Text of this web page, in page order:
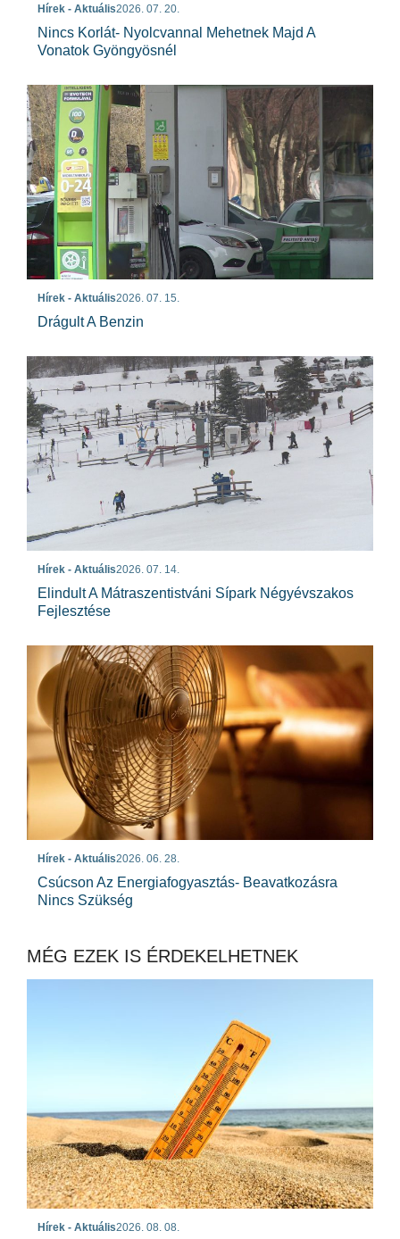
Hírek - Aktuális2026. 07. 20.
Nincs Korlát- Nyolcvannal Mehetnek Majd A
Vonatok Gyöngyösnél
Hírek - Aktuális2026. 07. 15.
Drágult A Benzin
Hírek - Aktuális2026. 07. 14.
Elindult A Mátraszentistváni Sípark Négyévszakos
Fejlesztése
Hírek - Aktuális2026. 06. 28.
Csúcson Az Energiafogyasztás- Beavatkozásra
Nincs Szükség
MÉG EZEK IS ÉRDEKELHETNEK
Hírek - Aktuális2026. 08. 08.